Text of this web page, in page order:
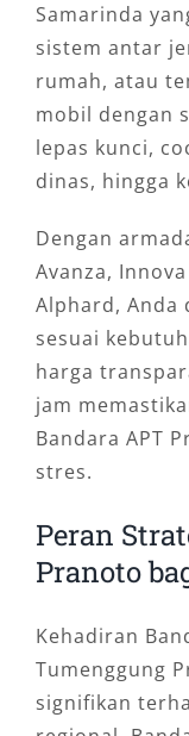
Samarinda
sistem antar
rumah, atau
mobil dengan
lepas kunci,
dinas, hingga
Dengan
Avanza,
Alphard, Anda
sesuai
harga
jam
Bandara APT
stres.
Peran
Pranoto
Kehadiran
Tumenggung
signifikan